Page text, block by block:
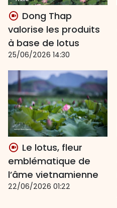
Dong Thap
valorise les produits
à base de lotus
25/06/2026 14:30
Le lotus, fleur
emblématique de
l’âme vietnamienne
22/06/2026 01:22